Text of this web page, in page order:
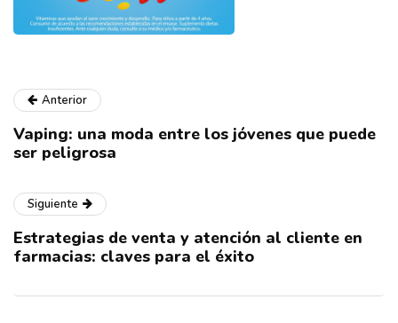
Anterior
Vaping: una moda entre los jóvenes que puede
ser peligrosa
Siguiente
Estrategias de venta y atención al cliente en
farmacias: claves para el éxito